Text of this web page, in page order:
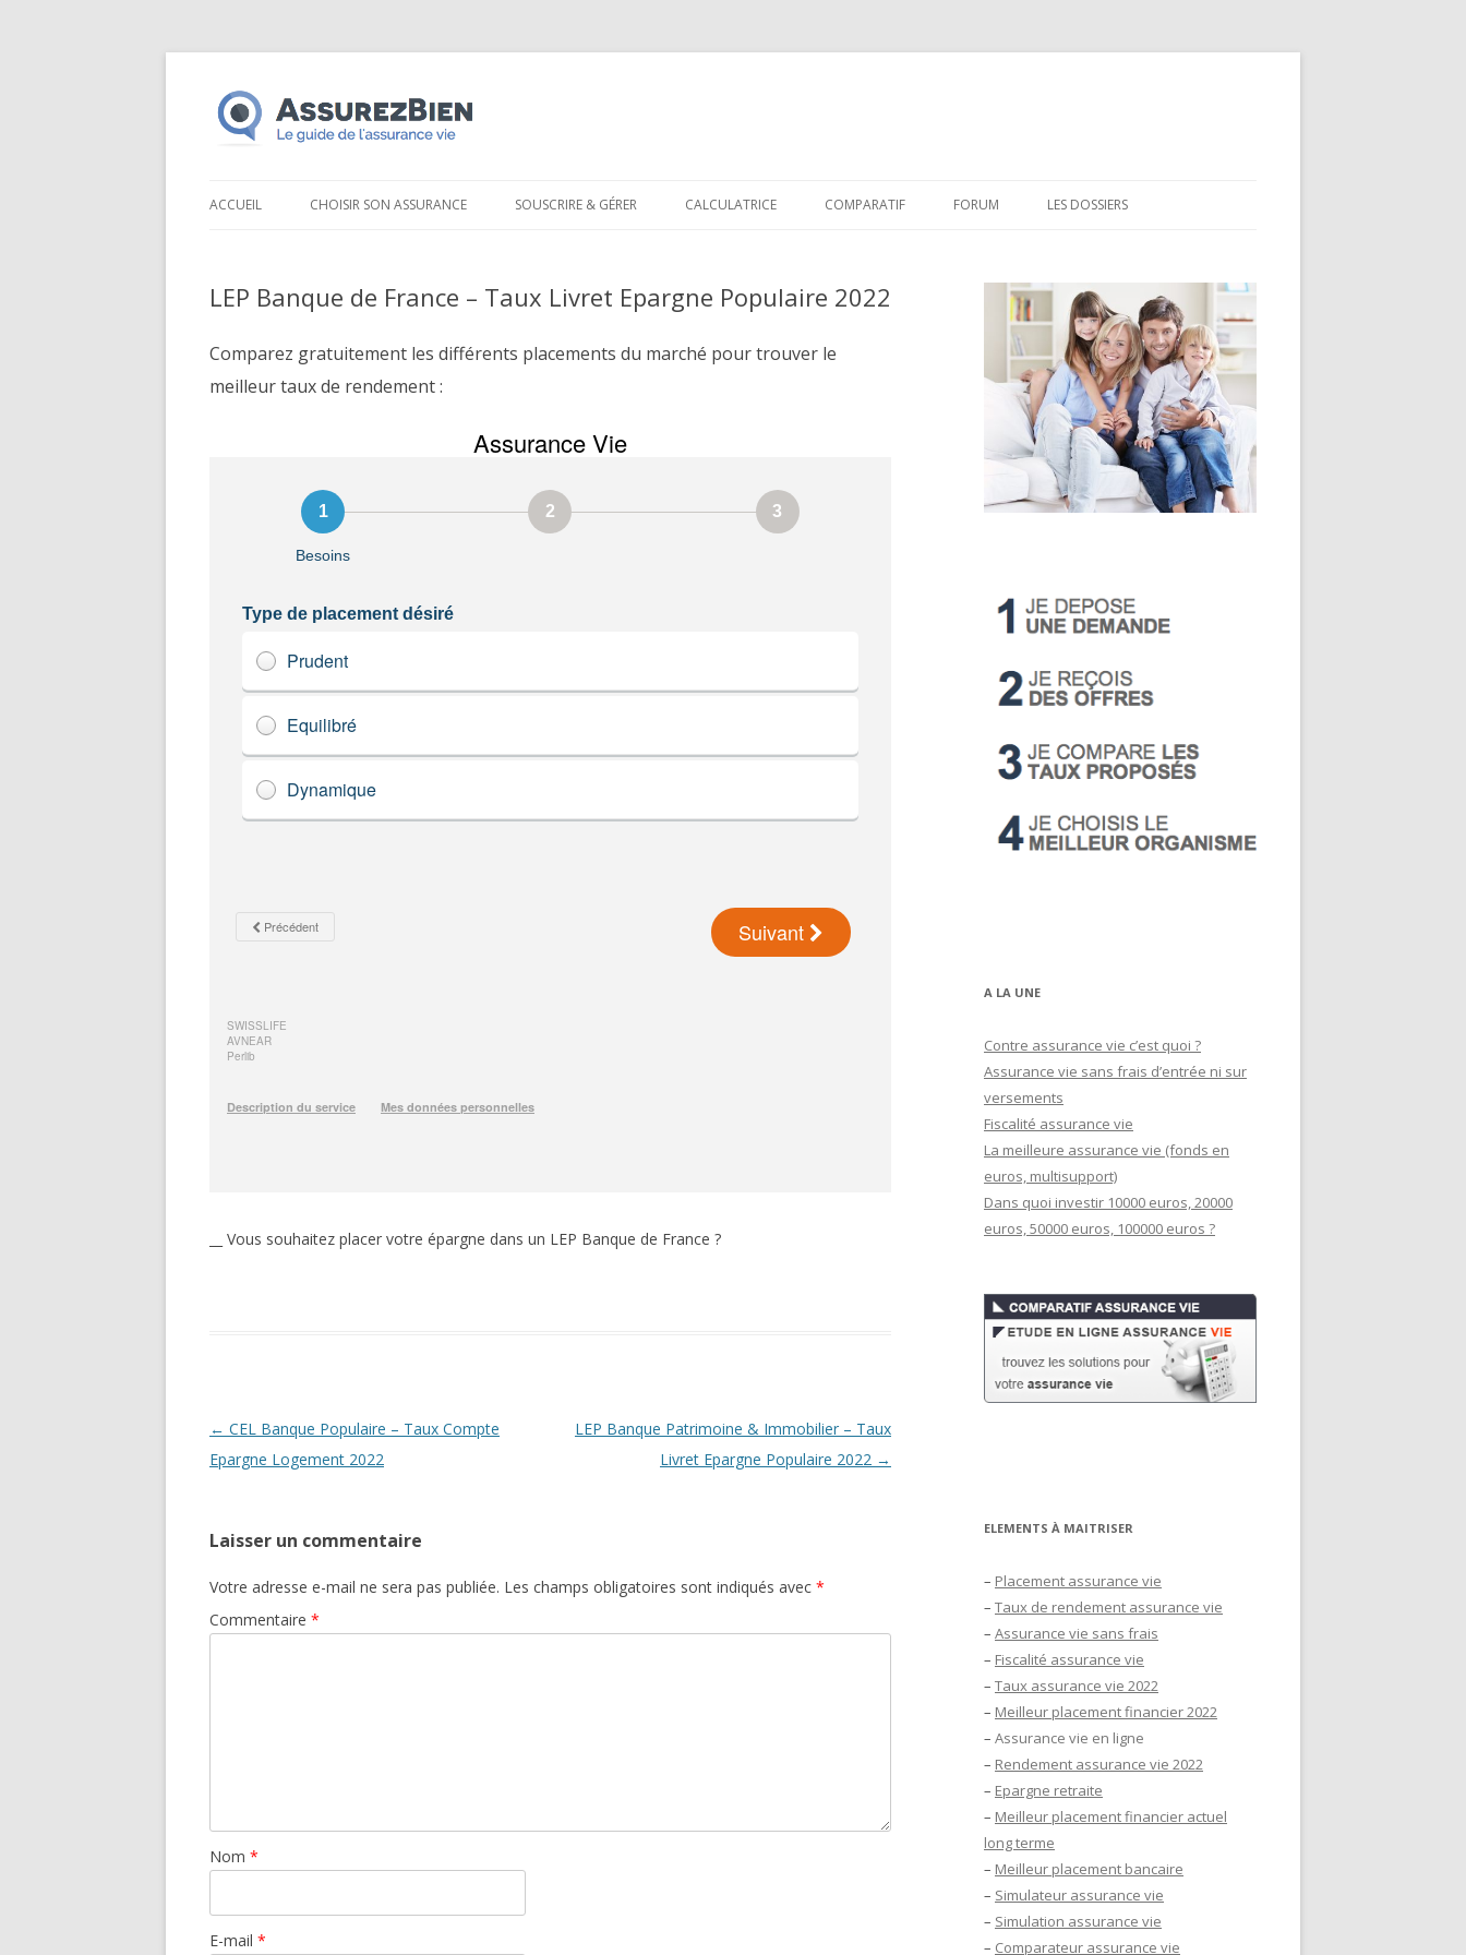
au
ACCUEIL CHOISIR SON ASSURANCE SOUSCRIRE & GÉRER CALCULATRICE COMPARATIF FORUM LES DOSSIERS
CODEVI
COMPTE À TERME
CSL
LDD
LEP
PEL
PERP
LEP Banque de France – Taux Livret Epargne Populaire 2022
Comparez gratuitement les différents placements du marché pour trouver le
meilleur taux de rendement :
__ Vous souhaitez placer votre épargne dans un LEP Banque de France ?
Navigation
des
← CEL Banque Populaire – Taux Compte
Epargne Logement 2022
LEP Banque Patrimoine & Immobilier – Taux
Livret Epargne Populaire 2022 →
Laisser un commentaire
Votre adresse e-mail ne sera pas publiée. Les champs obligatoires sont indiqués avec *
Commentaire *
Nom *
E-mail *
A LA UNE
Contre assurance vie c’est quoi ?
Assurance vie sans frais d’entrée ni sur
versements
Fiscalité assurance vie
La meilleure assurance vie (fonds en
euros, multisupport)
Dans quoi investir 10000 euros, 20000
euros, 50000 euros, 100000 euros ?
ELEMENTS À MAITRISER
– Placement assurance vie
– Taux de rendement assurance vie
– Assurance vie sans frais
– Fiscalité assurance vie
– Taux assurance vie 2022
– Meilleur placement financier 2022
– Assurance vie en ligne
– Rendement assurance vie 2022
– Epargne retraite
– Meilleur placement financier actuel
long terme
– Meilleur placement bancaire
– Simulateur assurance vie
– Simulation assurance vie
– Comparateur assurance vie